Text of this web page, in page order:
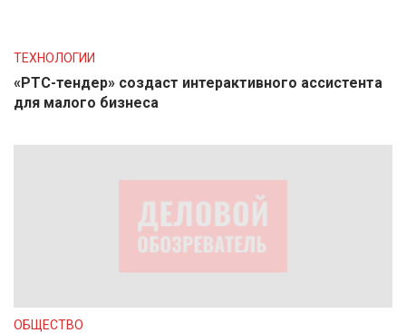
ТЕХНОЛОГИИ
«РТС-тендер» создаст интерактивного ассистента
для малого бизнеса
ОБЩЕСТВО